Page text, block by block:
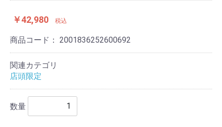
￥42,980 税込
商品コード： 2001836252600692
関連カテゴリ
店頭限定
数量